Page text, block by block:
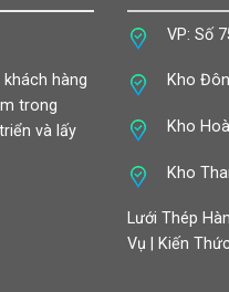
hàng
trong
và lấy
VP: Số
Kho
Kho
Kho
Lưới Thép
Vụ | Kiến